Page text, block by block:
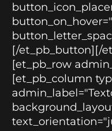
[/et_pb_button][/
[et_pb_row
[et_pb_column